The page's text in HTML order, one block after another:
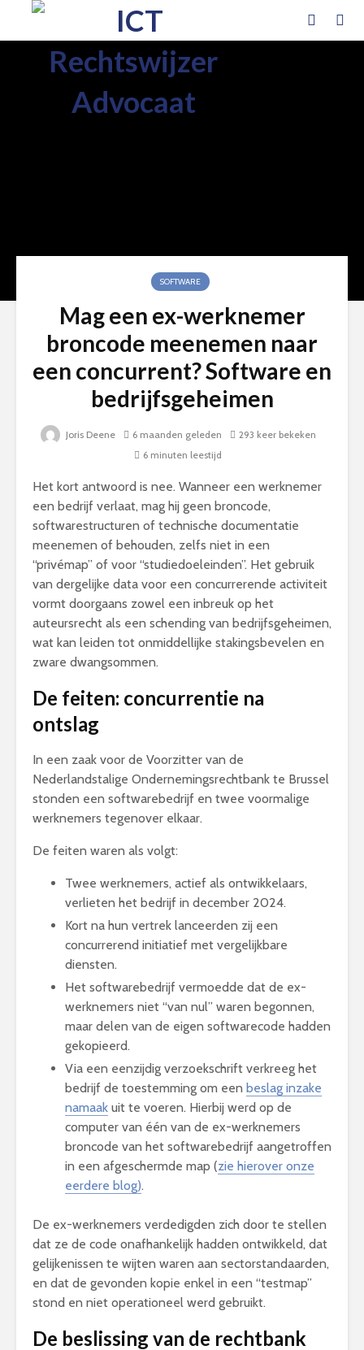
SOFTWARE
Mag een ex-werknemer
broncode meenemen naar
een concurrent? Software en
bedrijfsgeheimen
Joris Deene 6 maanden geleden
293 keer bekeken
6 minuten leestijd
Het kort antwoord is nee. Wanneer een werknemer
een bedrijf verlaat, mag hij geen broncode,
softwarestructuren of technische documentatie
meenemen of behouden, zelfs niet in een
“privémap” of voor “studiedoeleinden”. Het gebruik
van dergelijke data voor een concurrerende activiteit
vormt doorgaans zowel een inbreuk op het
auteursrecht als een schending van bedrijfsgeheimen,
wat kan leiden tot onmiddellijke stakingsbevelen en
zware dwangsommen.
De feiten: concurrentie na
ontslag
In een zaak voor de Voorzitter van de
Nederlandstalige Ondernemingsrechtbank te Brussel
stonden een softwarebedrijf en twee voormalige
werknemers tegenover elkaar.
De feiten waren als volgt:
Twee werknemers, actief als ontwikkelaars,
verlieten het bedrijf in december 2024.
Kort na hun vertrek lanceerden zij een
concurrerend initiatief met vergelijkbare
diensten.
Het softwarebedrijf vermoedde dat de ex-
werknemers niet “van nul” waren begonnen,
maar delen van de eigen softwarecode hadden
gekopieerd.
Via een eenzijdig verzoekschrift verkreeg het
bedrijf de toestemming om een beslag inzake
namaak uit te voeren. Hierbij werd op de
computer van één van de ex-werknemers
broncode van het softwarebedrijf aangetroffen
in een afgeschermde map (zie hierover onze
eerdere blog).
De ex-werknemers verdedigden zich door te stellen
dat ze de code onafhankelijk hadden ontwikkeld, dat
gelijkenissen te wijten waren aan sectorstandaarden,
en dat de gevonden kopie enkel in een “testmap”
stond en niet operationeel werd gebruikt.
De beslissing van de rechtbank